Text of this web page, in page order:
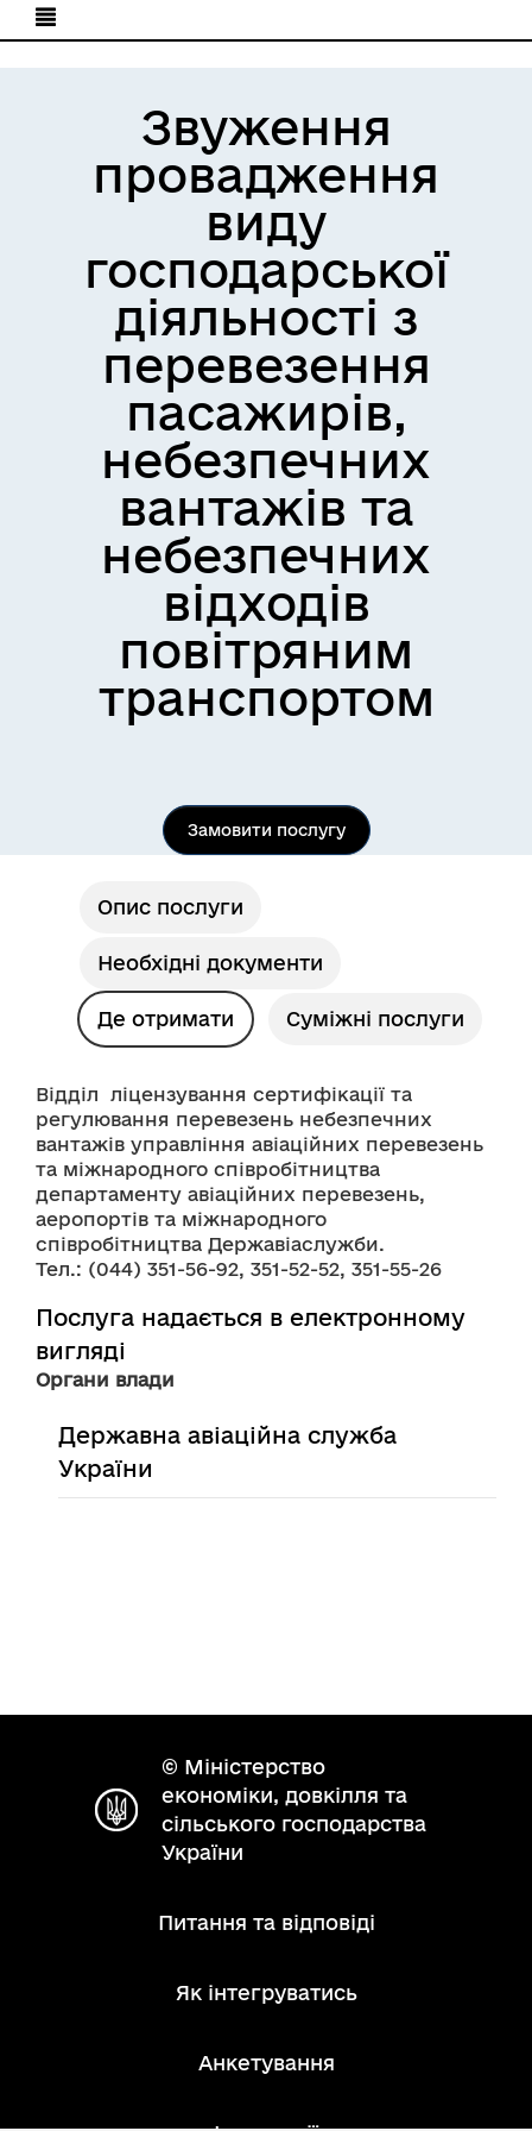
Звуження
провадження
виду
господарської
діяльності з
перевезення
пасажирів,
небезпечних
вантажів та
небезпечних
відходів
повітряним
транспортом
Замовити послугу
Опис послуги
Необхідні документи
Де отримати Суміжні послуги
Відділ  ліцензування сертифікації та
регулювання перевезень небезпечних
вантажів управління авіаційних перевезень
та міжнародного співробітництва
департаменту авіаційних перевезень,
аеропортів та міжнародного
співробітництва Державіаслужби.
Тел.: (044) 351-56-92, 351-52-52, 351-55-26
Послуга надається в електронному
вигляді
Органи влади
Державна авіаційна служба
України
© Міністерство
економіки, довкілля та
сільського господарства
України
Питання та відповіді
Як інтегруватись
Анкетування